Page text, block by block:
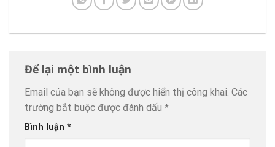
Để lại một bình luận
Email của bạn sẽ không được hiển thị công khai. Các
trường bắt buộc được đánh dấu *
Bình luận *